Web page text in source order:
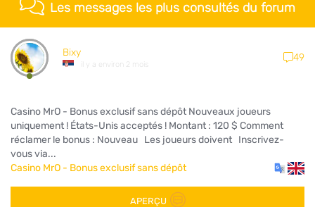
Les messages les plus consultés du forum
Bixy
il y a environ 2 mois
49
Casino MrO - Bonus exclusif sans dépôt Nouveaux joueurs
uniquement ! États-Unis acceptés ! Montant : 120 $ Comment
réclamer le bonus : Nouveau Les joueurs doivent Inscrivez-
vous via...
Casino MrO - Bonus exclusif sans dépôt
APERÇU